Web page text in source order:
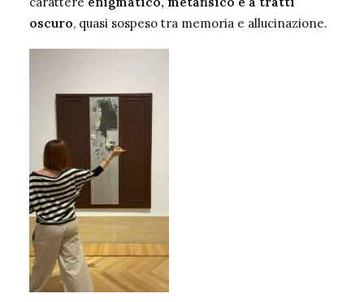
oscuro, quasi sospeso tra memoria e allucinazione.